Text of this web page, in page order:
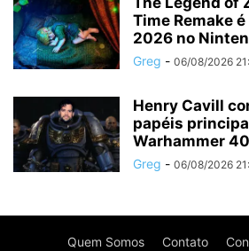
Time Remake
2026 no
Greg - 06/08/2026
Henry Cavill
papéis
Warhammer
Greg - 06/08/2026
Quem Somos Contato